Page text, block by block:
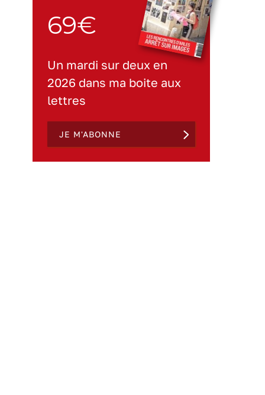
69€
Un mardi sur deux en
2026 dans ma boite aux
lettres
JE M'ABONNE